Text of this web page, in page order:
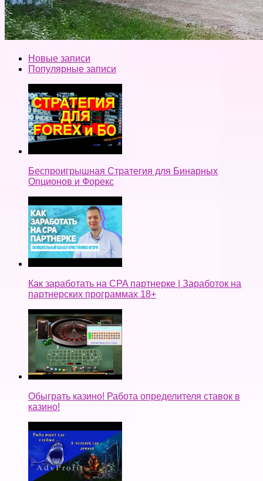
Новые записи
Популярные записи
Беспроигрышная Стратегия для Бинарных
Опционов и Форекс
Как заработать на CPA партнерке | Заработок на
партнерских программах 18+
Обыграть казино! Работа определителя ставок в
казино!